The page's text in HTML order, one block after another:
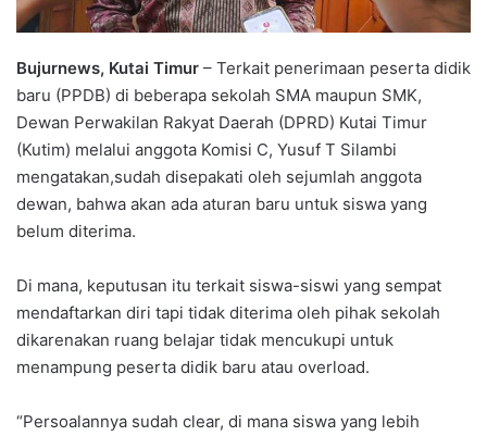
Bujurnews, Kutai Timur – Terkait penerimaan peserta didik
baru (PPDB) di beberapa sekolah SMA maupun SMK,
Dewan Perwakilan Rakyat Daerah (DPRD) Kutai Timur
(Kutim) melalui anggota Komisi C, Yusuf T Silambi
mengatakan,sudah disepakati oleh sejumlah anggota
dewan, bahwa akan ada aturan baru untuk siswa yang
belum diterima.
Di mana, keputusan itu terkait siswa-siswi yang sempat
mendaftarkan diri tapi tidak diterima oleh pihak sekolah
dikarenakan ruang belajar tidak mencukupi untuk
menampung peserta didik baru atau overload.
“Persoalannya sudah clear, di mana siswa yang lebih